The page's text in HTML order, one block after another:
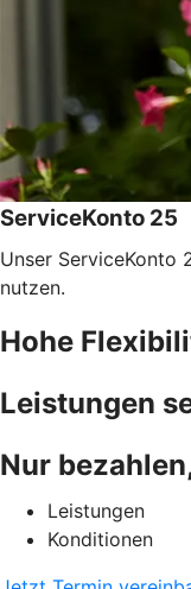
ServiceKonto 25
Unser ServiceKonto
nutzen.
Hohe
Leistungen
Nur
Leistungen
Konditionen